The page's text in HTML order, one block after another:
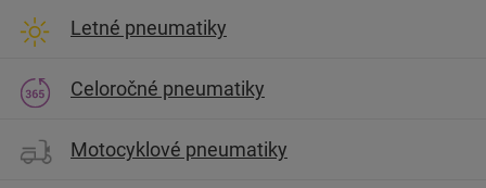
Letné pneumatiky
Celoročné pneumatiky
Motocyklové pneumatiky